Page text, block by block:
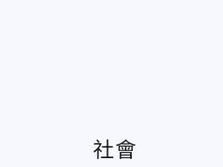
社會